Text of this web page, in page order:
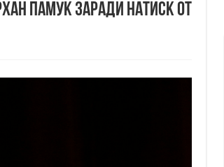
Памук заради натиск от